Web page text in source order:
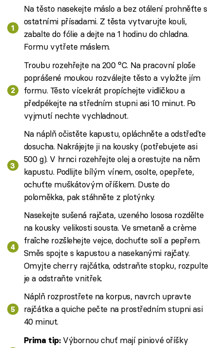
Na těsto nasekejte máslo a bez otálení prohněťte s
ostatními přísadami. Z těsta vytvarujte kouli,
zabalte do fólie a dejte na 1 hodinu do chladna.
Formu vytřete máslem.
Troubu rozehřejte na 200 °C. Na pracovní ploše
poprášené moukou rozválejte těsto a vyložte jím
formu. Těsto vícekrát propíchejte vidličkou a
předpékejte na středním stupni asi 10 minut. Po
vyjmutí nechte vychladnout.
Na náplň očistěte kapustu, opláchněte a odstřeďte
dosucha. Nakrájejte ji na kousky (potřebujete asi
500 g). V hrnci rozehřejte olej a orestujte na něm
kapustu. Podlijte bílým vínem, osolte, opepřete,
ochuťte muškátovým oříškem. Duste do
poloměkka, pak stáhněte z plotýnky.
Nasekejte sušená rajčata, uzeného lososa rozdělte
na kousky velikosti sousta. Ve smetaně a crème
fraîche rozšlehejte vejce, dochuťte solí a pepřem.
Směs spojte s kapustou a nasekanými rajčaty.
Omyjte cherry rajčátka, odstraňte stopku, rozpulte
je a odstraňte vnitřek.
Náplň rozprostřete na korpus, navrch upravte
rajčátka a quiche pečte na prostředním stupni asi
40 minut.
Prima tip:Výbornou chuť mají piniové oříšky